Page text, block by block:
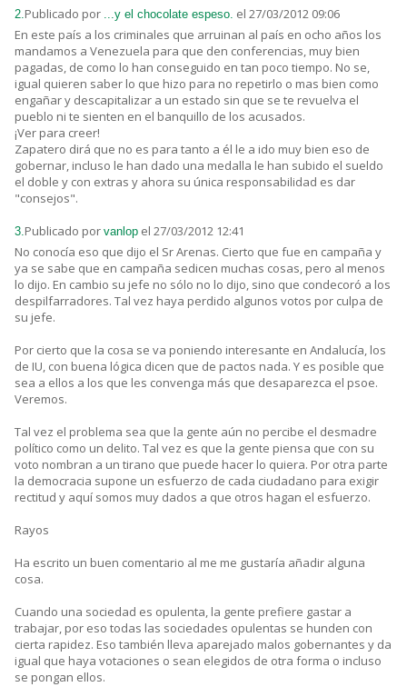
2.Publicado por ...y el chocolate espeso. el 27/03/2012 09:06
En este país a los criminales que arruinan al país en ocho años los
mandamos a Venezuela para que den conferencias, muy bien
pagadas, de como lo han conseguido en tan poco tiempo. No se,
igual quieren saber lo que hizo para no repetirlo o mas bien como
engañar y descapitalizar a un estado sin que se te revuelva el
pueblo ni te sienten en el banquillo de los acusados.
¡Ver para creer!
Zapatero dirá que no es para tanto a él le a ido muy bien eso de
gobernar, incluso le han dado una medalla le han subido el sueldo
el doble y con extras y ahora su única responsabilidad es dar
"consejos".
3.Publicado por vanlop el 27/03/2012 12:41
No conocía eso que dijo el Sr Arenas. Cierto que fue en campaña y
ya se sabe que en campaña sedicen muchas cosas, pero al menos
lo dijo. En cambio su jefe no sólo no lo dijo, sino que condecoró a los
despilfarradores. Tal vez haya perdido algunos votos por culpa de
su jefe.
Por cierto que la cosa se va poniendo interesante en Andalucía, los
de IU, con buena lógica dicen que de pactos nada. Y es posible que
sea a ellos a los que les convenga más que desaparezca el psoe.
Veremos.
Tal vez el problema sea que la gente aún no percibe el desmadre
político como un delito. Tal vez es que la gente piensa que con su
voto nombran a un tirano que puede hacer lo quiera. Por otra parte
la democracia supone un esfuerzo de cada ciudadano para exigir
rectitud y aquí somos muy dados a que otros hagan el esfuerzo.
Rayos
Ha escrito un buen comentario al me me gustaría añadir alguna
cosa.
Cuando una sociedad es opulenta, la gente prefiere gastar a
trabajar, por eso todas las sociedades opulentas se hunden con
cierta rapidez. Eso también lleva aparejado malos gobernantes y da
igual que haya votaciones o sean elegidos de otra forma o incluso
se pongan ellos.